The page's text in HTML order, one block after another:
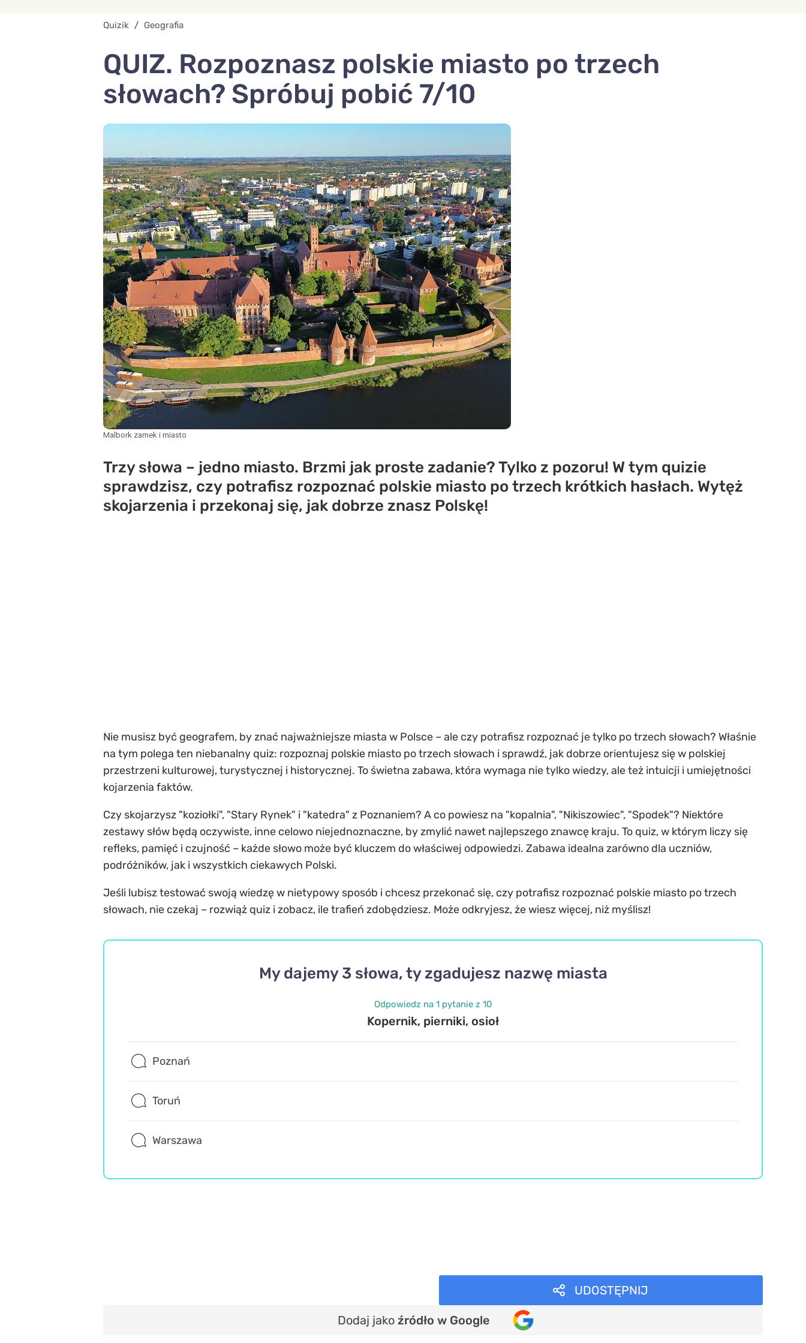
Quizik / Geografia
QUIZ. Rozpoznasz polskie miasto po trzech
słowach? Spróbuj pobić 7/10
Malbork zamek i miasto
Trzy słowa – jedno miasto. Brzmi jak proste zadanie? Tylko z pozoru! W tym quizie
sprawdzisz, czy potrafisz rozpoznać polskie miasto po trzech krótkich hasłach. Wytęż
skojarzenia i przekonaj się, jak dobrze znasz Polskę!
Nie musisz być geografem, by znać najważniejsze miasta w Polsce – ale czy potrafisz rozpoznać je tylko po trzech słowach? Właśnie
na tym polega ten niebanalny quiz: rozpoznaj polskie miasto po trzech słowach i sprawdź, jak dobrze orientujesz się w polskiej
przestrzeni kulturowej, turystycznej i historycznej. To świetna zabawa, która wymaga nie tylko wiedzy, ale też intuicji i umiejętności
kojarzenia faktów.
Czy skojarzysz "koziołki", "Stary Rynek" i "katedra" z Poznaniem? A co powiesz na "kopalnia", "Nikiszowiec", "Spodek"? Niektóre
zestawy słów będą oczywiste, inne celowo niejednoznaczne, by zmylić nawet najlepszego znawcę kraju. To quiz, w którym liczy się
refleks, pamięć i czujność – każde słowo może być kluczem do właściwej odpowiedzi. Zabawa idealna zarówno dla uczniów,
podróżników, jak i wszystkich ciekawych Polski.
Jeśli lubisz testować swoją wiedzę w nietypowy sposób i chcesz przekonać się, czy potrafisz rozpoznać polskie miasto po trzech
słowach, nie czekaj – rozwiąż quiz i zobacz, ile trafień zdobędziesz. Może odkryjesz, że wiesz więcej, niż myślisz!
My dajemy 3 słowa, ty zgadujesz nazwę miasta
Odpowiedz na 1 pytanie z 10
Kopernik, pierniki, osioł
Poznań
Toruń
Warszawa
UDOSTĘPNIJ
Dodaj jako źródło w Google